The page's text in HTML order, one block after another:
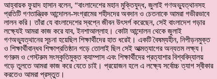
‎আহ্বায়ক ফুয়াদ হাসান বলেন, “বাংলাদেশের মহান মুক্তিযুদ্ধ, জুলাই গণঅভ্যুত্থানসহ
প্রতিটি গণতান্ত্রিক আন্দোলন-সংগ্রামের শহীদদের অবদান ও চেতনাকে আমরা গভীরভাবে
লালন করি। তাঁরা যে বাংলাদেশের স্বপ্নে জীবন উৎসর্গ করেছেন, সেই বাংলাদেশ গড়ার
লক্ষ্যেই আমরা কাজ করে যাব, ইনশাআল্লাহ। কোটা আন্দোলন থেকে জুলাই
গণঅভ্যুত্থানের সূচনা হয়েছিল শিক্ষার্থীদের হাত ধরেই। একটি বৈষম্যহীন, নিপীড়নমুক্ত
ও শিক্ষার্থীবান্ধব শিক্ষাপ্রতিষ্ঠান গড়ে তোলাই ছিল সেই আত্মত্যাগের অন্যতম লক্ষ্য।
গণরুম ও গেস্টরুম সংস্কৃতিমুক্ত ক্যাম্পাস এবং শিক্ষার্থীদের প্রত্যাশার বিশ্ববিদ্যালয়
গড়ে তুলতে আমরা কাজ করে যেতে চাই। প্রয়োজন হলে এ লক্ষ্যে সর্বোচ্চ ত্যাগ স্বীকার
করতেও আমরা প্রস্তুত।